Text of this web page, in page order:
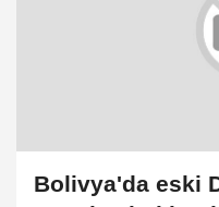
Bolivya'da eski